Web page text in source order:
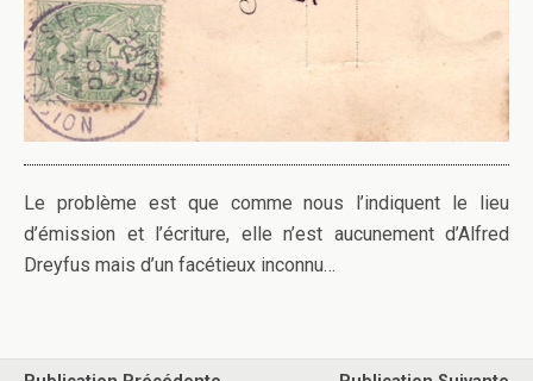
Le problème est que comme nous l’indiquent le lieu
d’émission et l’écriture, elle n’est aucunement d’Alfred
Dreyfus mais d’un facétieux inconnu…